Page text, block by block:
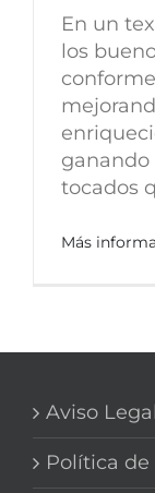
En un
los
ganando
tocados
Más
Aviso Legal
Política